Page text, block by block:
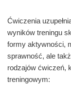
Ćwiczenia
wyników treningu
formy aktywności,
sprawność, ale
rodzajów ćwiczeń,
treningowym: